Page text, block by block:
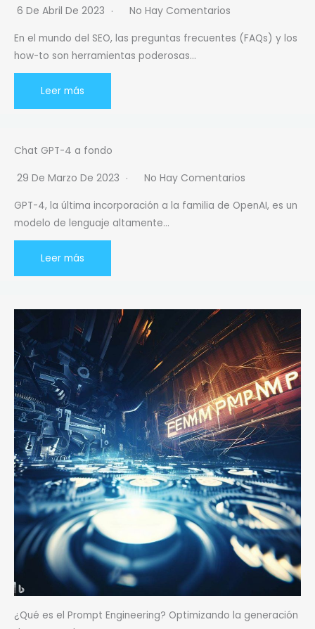
6 De Abril De 2023 No Hay Comentarios
En el mundo del SEO, las preguntas frecuentes (FAQs) y los
how-to son herramientas poderosas…
Leer más
Chat GPT-4 a fondo
29 De Marzo De 2023 No Hay Comentarios
GPT-4, la última incorporación a la familia de OpenAI, es un
modelo de lenguaje altamente…
Leer más
¿Qué es el Prompt Engineering? Optimizando la generación